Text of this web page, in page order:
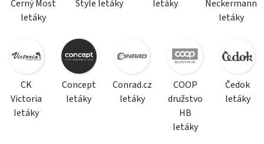
Černý Most
letáky
Style letáky letáky
Neckermann
letáky
CK
Victoria
letáky
Concept
letáky
Conrad.cz
letáky
COOP
družstvo
HB
letáky
Čedok
letáky